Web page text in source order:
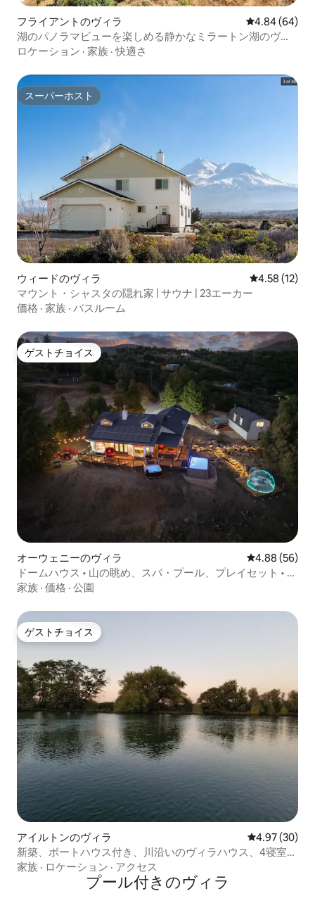
フライアントのヴィラ レビュー64件
4.84 (64)
湖のパノラマビューを楽しめる静かなミラートン湖のヴィ
ラ
ロケーション · 家族 ·快適さ
スーパーホスト
スーパーホスト
ウィードのヴィラ レビュー12
4.58 (12)
マウント・シャスタの隠れ家 | サウナ | 23エーカー
価格 · 家族 · バスルーム
ゲストチョイス
ゲストチョイス
オーウェニーのヴィラ レビュー56
4.88 (56)
ドームハウス • 山の眺め、スパ・プール、プレイセット • 定
員16名
家族 · 価格 · 公園
ゲストチョイス
ゲストチョイス
アイルトンのヴィラ レビュー30
4.97 (30)
新築、ボートハウス付き、川沿いのヴィラハウス、4寝室、
3バスルーム
家族 · ロケーション · アクセス
プール付きのヴィラ